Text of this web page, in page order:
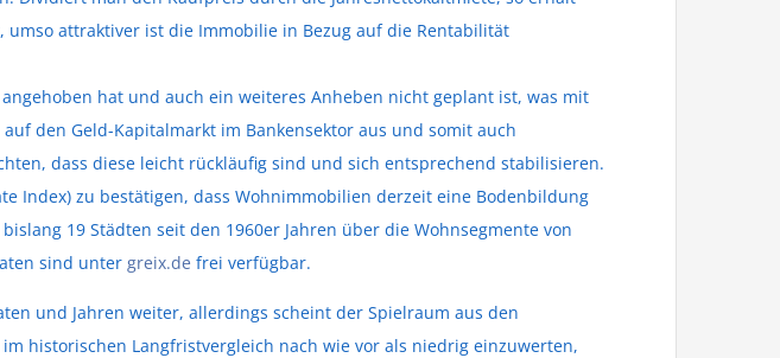
attraktiver ist die Immobilie in Bezug auf die Rentabilität
hat und auch ein weiteres Anheben nicht geplant ist, was mit
den Geld-Kapitalmarkt im Bankensektor aus und somit auch
dass diese leicht rückläufig sind und sich entsprechend stabilisieren.
Index) zu bestätigen, dass Wohnimmobilien derzeit eine Bodenbildung
19 Städten seit den 1960er Jahren über die Wohnsegmente von
sind unter greix.de frei verfügbar.
und Jahren weiter, allerdings scheint der Spielraum aus den
historischen Langfristvergleich nach wie vor als niedrig einzuwerten,